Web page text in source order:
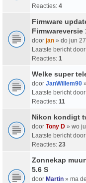
Reacties: 4
Firmware
Firmwareversie
door jan » do jun
Laatste bericht door
Reacties: 1
Welke super
door JanWillem90
Laatste bericht door
Reacties: 11
Nikon kondigt
door Tony D » wo
Laatste bericht door
Reacties: 23
Zonnekap
5.6 S
door Martin » ma